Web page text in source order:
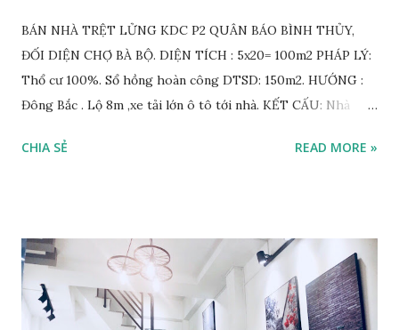
BÁN NHÀ TRỆT LỬNG KDC P2 QUÂN BÁO BÌNH THỦY,
ĐỐI DIỆN CHỢ BÀ BỘ. DIỆN TÍCH : 5x20= 100m2 PHÁP LÝ:
Thổ cư 100%. Sổ hồng hoàn công DTSD: 150m2. HƯỚNG :
Đông Bắc . Lộ 8m ,xe tải lớn ô tô tới nhà. KẾT CẤU: Nhà
ngủ,1 phòng sinh hoạt, 3 wc, bếp, có sân trước đậu xe hơi và
0932.959.131.TÙNG ADD ZALO ĐỂ XEM CHI TIẾT HOẶC
CLICK VÀO LINK BÊN TRÊN ĐỂ THAM KHẢO THÊM
NHIỀU SẢN PHẨM.
CHIA SẺ READ MORE »